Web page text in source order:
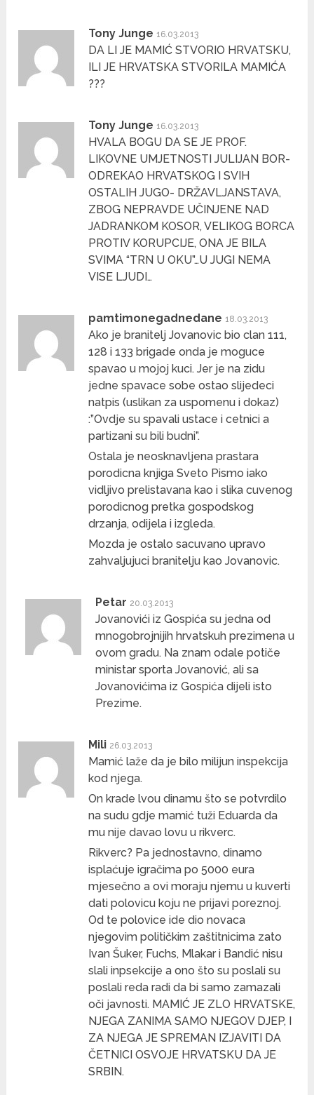
Tony Junge 16.03.2013
DA LI JE MAMIĆ STVORIO HRVATSKU,
ILI JE HRVATSKA STVORILA MAMIĆA
???
Tony Junge 16.03.2013
HVALA BOGU DA SE JE PROF.
LIKOVNE UMJETNOSTI JULIJAN BOR-
ODREKAO HRVATSKOG I SVIH
OSTALIH JUGO- DRŽAVLJANSTAVA,
ZBOG NEPRAVDE UČINJENE NAD
JADRANKOM KOSOR, VELIKOG BORCA
PROTIV KORUPCIJE, ONA JE BILA
SVIMA “TRN U OKU”…U JUGI NEMA
VISE LJUDI…
pamtimonegadnedane 18.03.2013
Ako je branitelj Jovanovic bio clan 111,
128 i 133 brigade onda je moguce
spavao u mojoj kuci. Jer je na zidu
jedne spavace sobe ostao slijedeci
natpis (uslikan za uspomenu i dokaz)
:”Ovdje su spavali ustace i cetnici a
partizani su bili budni”.
Ostala je neosknavljena prastara
porodicna knjiga Sveto Pismo iako
vidljivo prelistavana kao i slika cuvenog
porodicnog pretka gospodskog
drzanja, odijela i izgleda.
Mozda je ostalo sacuvano upravo
zahvaljujuci branitelju kao Jovanovic.
Petar 20.03.2013
Jovanovići iz Gospića su jedna od
mnogobrojnijih hrvatskuh prezimena u
ovom gradu. Na znam odale potiče
ministar sporta Jovanović, ali sa
Jovanovićima iz Gospića dijeli isto
Prezime.
Mili 26.03.2013
Mamić laže da je bilo milijun inspekcija
kod njega.
On krade lvou dinamu što se potvrdilo
na sudu gdje mamić tuži Eduarda da
mu nije davao lovu u rikverc.
Rikverc? Pa jednostavno, dinamo
isplaćuje igračima po 5000 eura
mjesečno a ovi moraju njemu u kuverti
dati polovicu koju ne prijavi poreznoj.
Od te polovice ide dio novaca
njegovim političkim zaštitnicima zato
Ivan Šuker, Fuchs, Mlakar i Bandić nisu
slali inpsekcije a ono što su poslali su
poslali reda radi da bi samo zamazali
oči javnosti. MAMIĆ JE ZLO HRVATSKE,
NJEGA ZANIMA SAMO NJEGOV DJEP, I
ZA NJEGA JE SPREMAN IZJAVITI DA
ČETNICI OSVOJE HRVATSKU DA JE
SRBIN.